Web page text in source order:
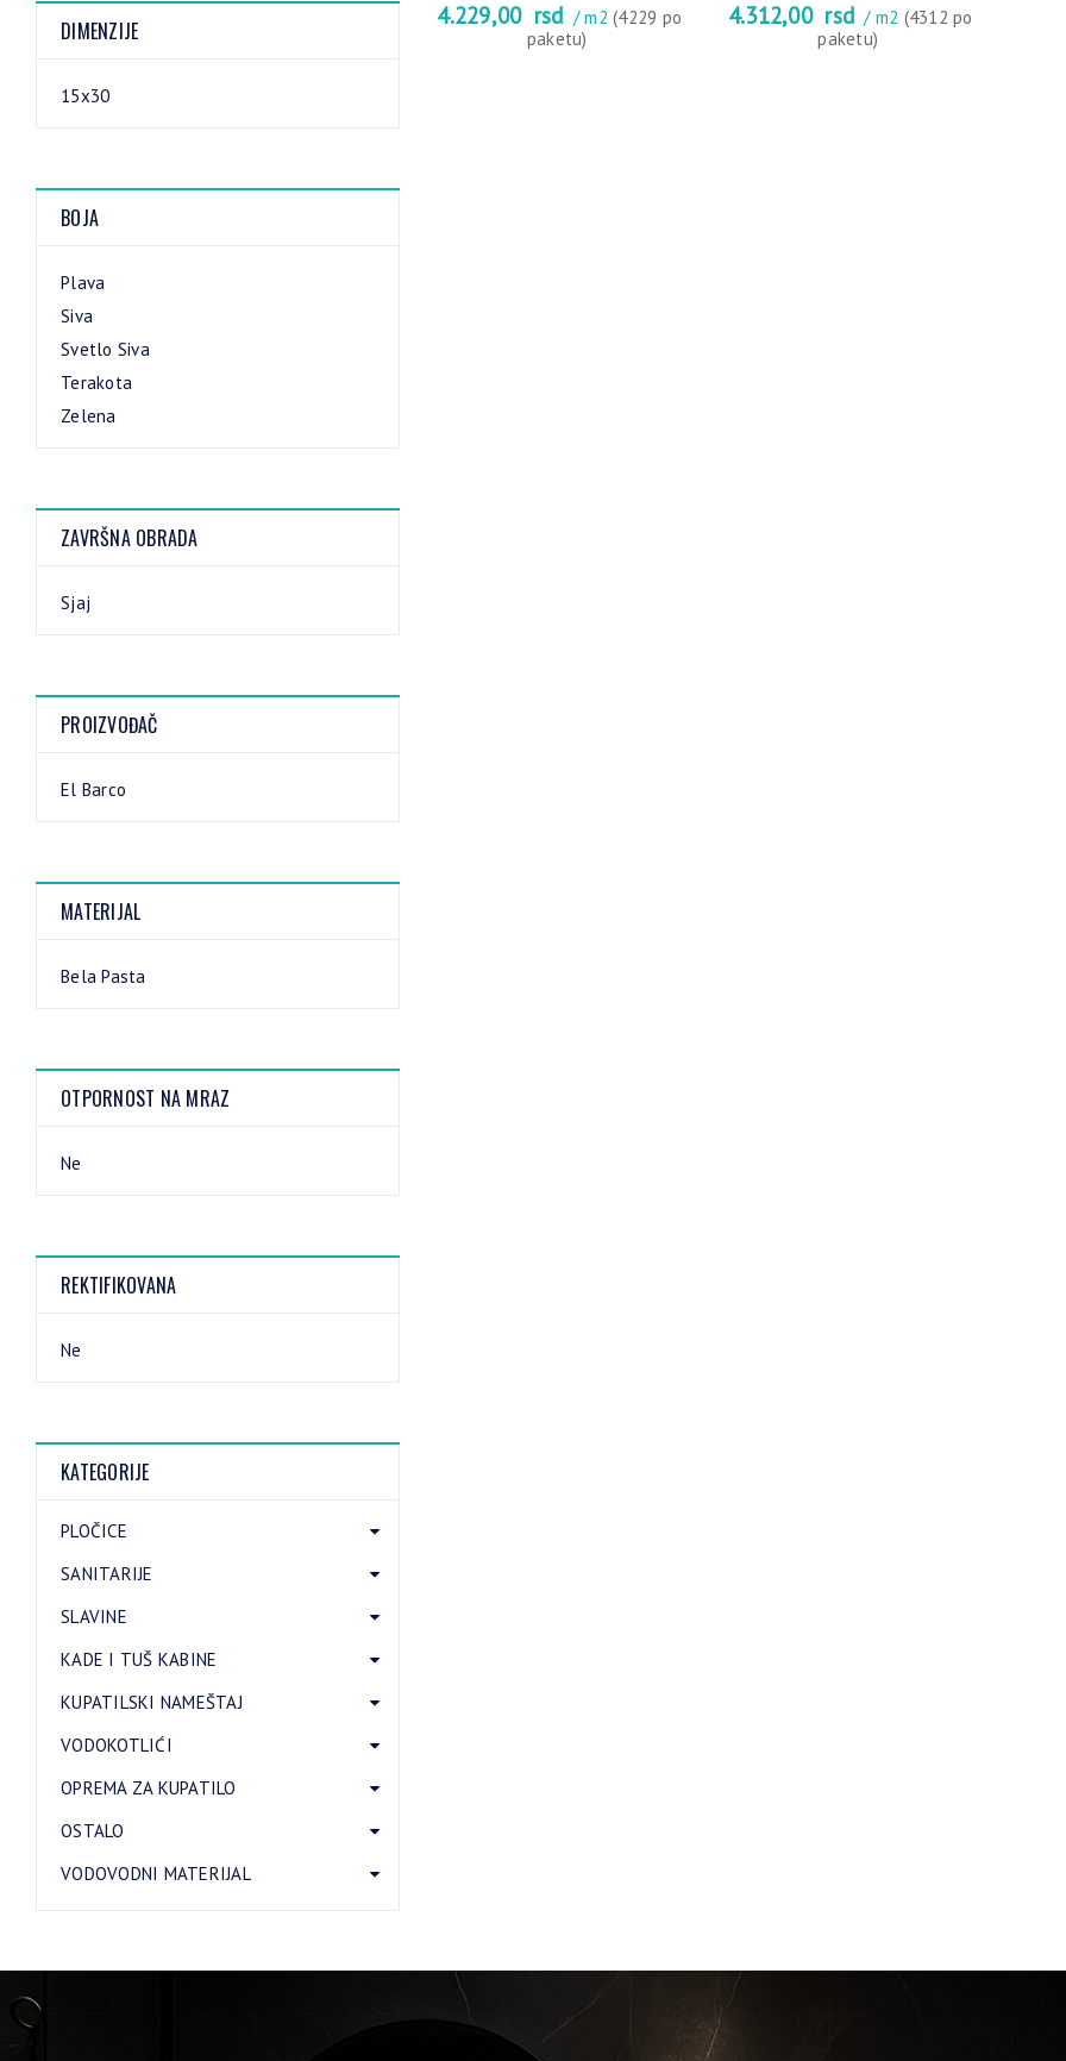
DIMENZIJE
15x30
BOJA
Plava
Siva
Svetlo Siva
Terakota
Zelena
ZAVRŠNA OBRADA
Sjaj
PROIZVOĐAČ
El Barco
MATERIJAL
Bela Pasta
OTPORNOST NA MRAZ
Ne
REKTIFIKOVANA
Ne
KATEGORIJE
PLOČICE
SANITARIJE
SLAVINE
KADE I TUŠ KABINE
KUPATILSKI NAMEŠTAJ
VODOKOTLIĆI
OPREMA ZA KUPATILO
OSTALO
VODOVODNI MATERIJAL
4.229,00 rsd / m2(4229 po
paketu)
4.312,00 rsd / m2 (4312 po
paketu)